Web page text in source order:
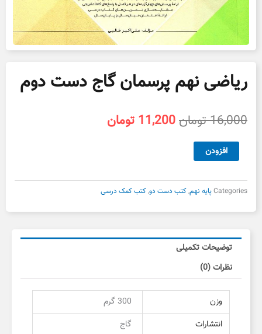
ریاضی نهم پرسمان گاج دست دوم
16,000تومانقیمت
11,200 تومان
ریاضی
نهم
گاج
دست
دوم
افزودن
Categoriesپایه نهم,کتب دست دو,کتب کمک درسی
توضیحات تکمیلی
نظرات (0)
وزن
300 گرم
انتشارات
گاج